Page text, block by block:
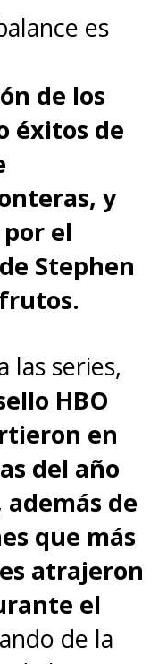
de la
del barril
lado
en su
como
como
Serkis
el
,
.
es
de los
éxitos de
y
el
Stephen
las series,
HBO
en
del año
de
que más
atrajeron
el
de la